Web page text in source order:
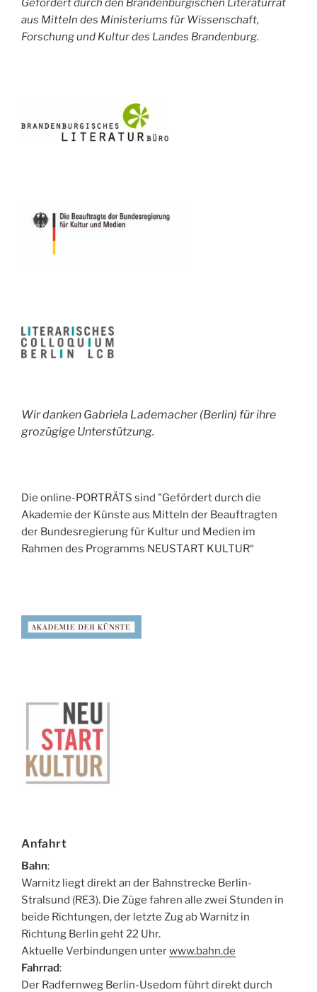
Gefördert durch den Brandenburgischen Literaturrat
aus Mitteln des Ministeriums für Wissenschaft,
Forschung und Kultur des Landes Brandenburg.
Wir danken Gabriela Lademacher (Berlin) für ihre
grozügige Unterstützung.
Die online-PORTRÄTS sind "Gefördert durch die
Akademie der Künste aus Mitteln der Beauftragten
der Bundesregierung für Kultur und Medien im
Rahmen des Programms NEUSTART KULTUR“
Anfahrt
Bahn:
Warnitz liegt direkt an der Bahnstrecke Berlin-
Stralsund (RE3). Die Züge fahren alle zwei Stunden in
beide Richtungen, der letzte Zug ab Warnitz in
Richtung Berlin geht 22 Uhr.
Aktuelle Verbindungen unterwww.bahn.de
Fahrrad:
Der Radfernweg Berlin-Usedom führt direkt durch